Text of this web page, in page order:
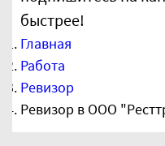
быстрее!
Главная
Работа
Ревизор
Ревизор в ООО